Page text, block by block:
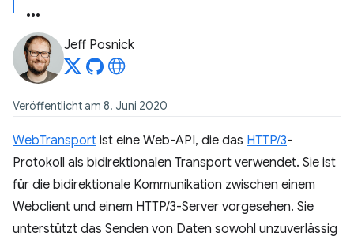
Jeff Posnick
Veröffentlicht am 8. Juni 2020
WebTransport ist eine Web-API, die das HTTP/3-
Protokoll als bidirektionalen Transport verwendet. Sie ist
für die bidirektionale Kommunikation zwischen einem
Webclient und einem HTTP/3-Server vorgesehen. Sie
unterstützt das Senden von Daten sowohl unzuverlässig